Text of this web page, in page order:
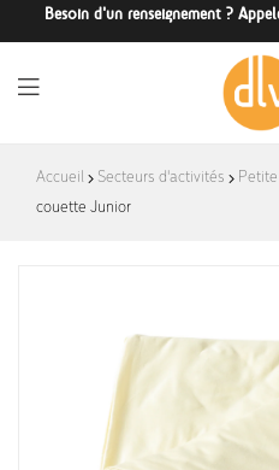
Besoin d'un renseignement ?
DLV-
Accueil Secteurs d'activités
couette Junior